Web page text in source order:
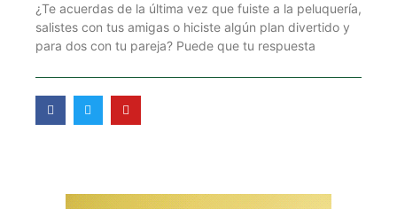
¿Te acuerdas de la última vez que fuiste a la peluquería,
salistes con tus amigas o hiciste algún plan divertido y
para dos con tu pareja? Puede que tu respuesta
F
a
c
T
w
i
Y
o
u